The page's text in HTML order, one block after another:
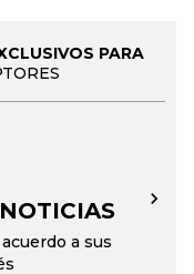
PARA
a sus
→